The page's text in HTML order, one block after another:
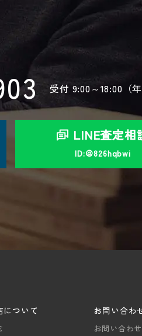
受付 9:00～18:00（
LINE査定相
ID:＠826hqbwi
について お問い合わ
お問い合わ